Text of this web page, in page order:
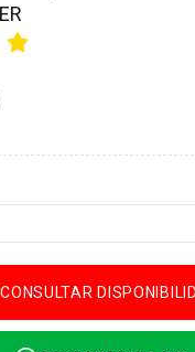
CONSULTAR